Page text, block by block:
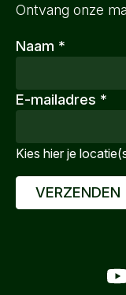
Ontvang onze
Naam *
E-mailadres *
Kies hier je
VERZENDEN